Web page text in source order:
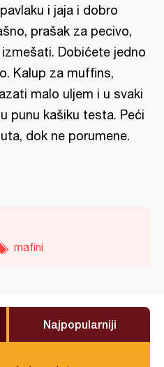
i jaja i dobro
prašak za pecivo,
Dobićete jedno
Kalup za muffins,
malo uljem i u svaki
punu kašiku testa. Peći
dok ne porumene.
mafini
Najpopularniji